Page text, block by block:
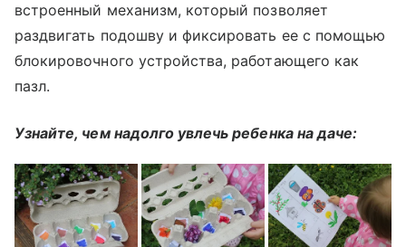
встроенный механизм, который позволяет
раздвигать подошву и фиксировать ее с помощью
блокировочного устройства, работающего как
пазл.
Узнайте, чем надолго увлечь ребенка на даче: